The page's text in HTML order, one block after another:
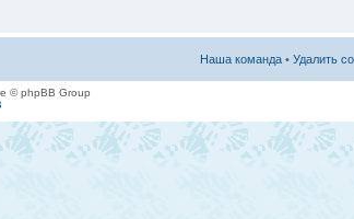
Наша команда • Удалить
© phpBB Group